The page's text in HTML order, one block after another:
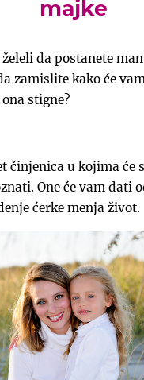
majke
da postanete
zamislite kako će
stigne?
činjenica u kojima će
One će vam dati
ćerke menja život.